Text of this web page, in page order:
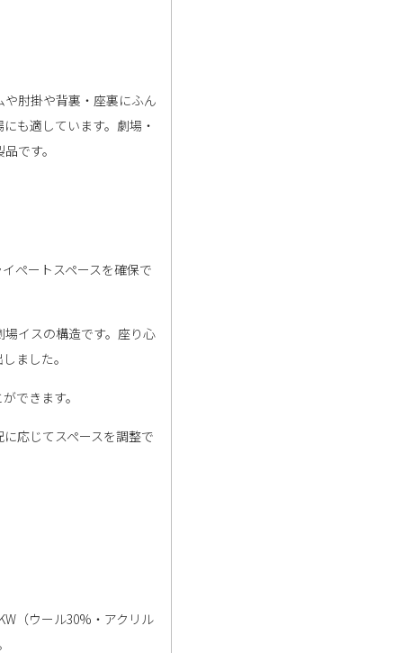
肘掛や背裏・座裏にふん
も適しています。劇場・
です。
ぺートスペースを確保で
イスの構造です。座り心
ました。
できます。
応じてスペースを調整で
（ウール30%・アクリル